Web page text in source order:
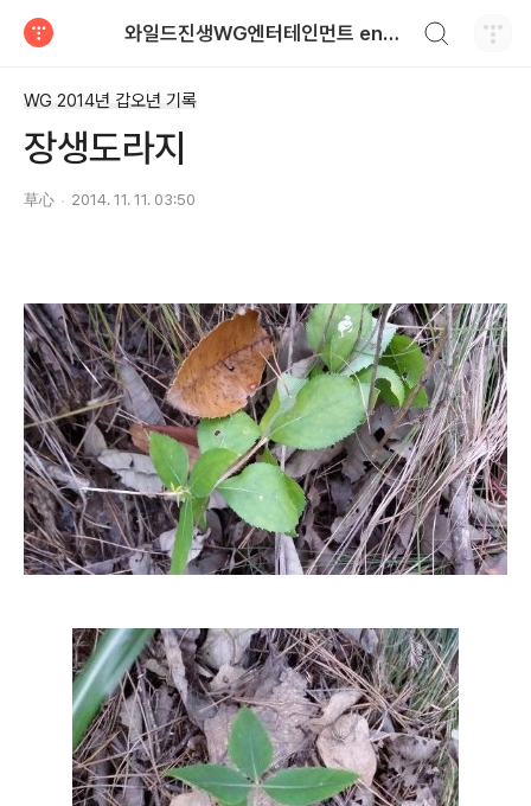
와일드진생WG엔터테인먼트 entertainment
WG 2014년 갑오년 기록
장생도라지
草心 2014. 11. 11. 03:50